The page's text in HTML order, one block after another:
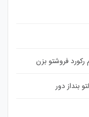
فروشتو بزن
بنداز دور